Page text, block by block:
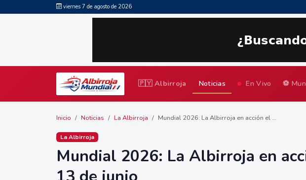
viernes 7 de agosto de 2026
🇵🇾 Albirroja Noticias En Vivo ⚽
Inicio Noticias La Albirroja Mundial 2026: La Albirroja en acción el ...
La Albirroja
Mundial 2026: La Albirroja en